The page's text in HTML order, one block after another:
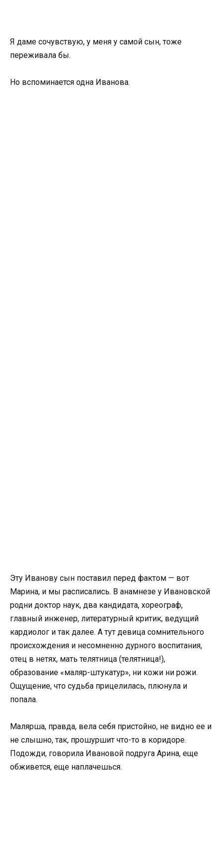
Я даме сочувствую, у меня у самой сын, тоже
переживала бы.
Но вспоминается одна Иванова.
Эту Иванову сын поставил перед фактом — вот
Марина, и мы расписались. В анамнезе у Ивановской
родни доктор наук, два кандидата, хореограф,
главный инженер, литературный критик, ведущий
кардиолог и так далее. А тут девица сомнительного
происхождения и несомненно дурного воспитания,
отец в нетях, мать телятница (телятница!),
образование «маляр-штукатур», ни кожи ни рожи.
Ощущение, что судьба прицелилась, плюнула и
попала.
Малярша, правда, вела себя пристойно, не видно ее и
не слышно, так, прошуршит что-то в коридоре.
Подожди, говорила Ивановой подруга Арина, еще
обживется, еще наплачешься.